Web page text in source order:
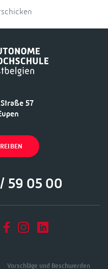
57
59 05 00
Vorschläge und Beschwerden